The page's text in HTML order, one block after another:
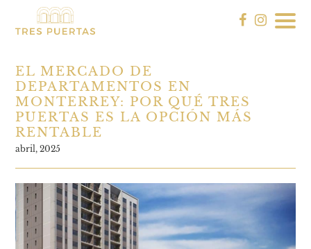
EL MERCADO DE
DEPARTAMENTOS EN
MONTERREY: POR QUÉ TRES
PUERTAS ES LA OPCIÓN MÁS
RENTABLE
abril, 2025